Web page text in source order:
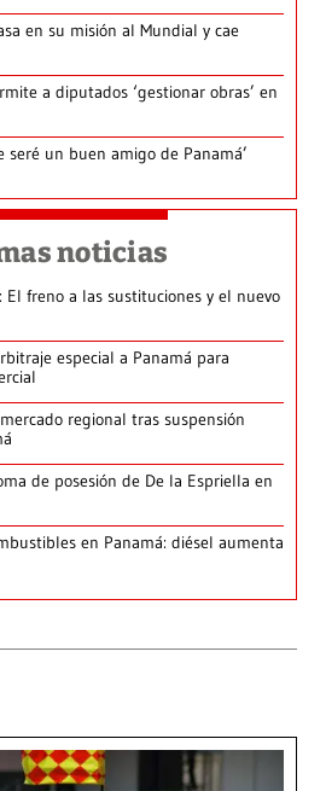
en su misión al Mundial y cae
a diputados ‘gestionar obras’ en
seré un buen amigo de Panamá’
noticias
El freno a las sustituciones y el nuevo
especial a Panamá para
regional tras suspensión
de posesión de De la Espriella en
en Panamá: diésel aumenta